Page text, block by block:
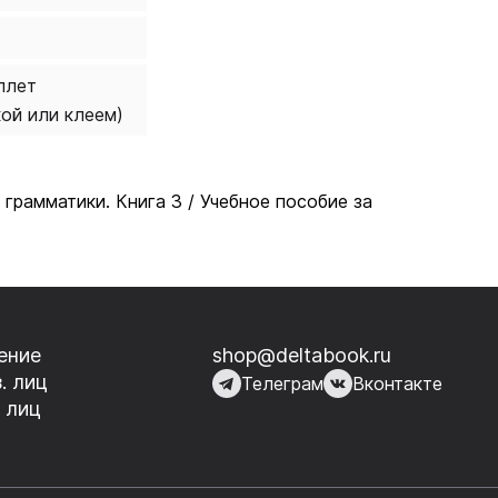
или клеем)
Книга 3 / Учебное пособие за
лиц
лиц
shop@deltabook.ru
Телеграм Вконтакте